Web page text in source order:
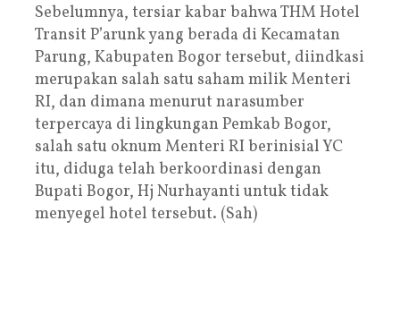
Sebelumnya, tersiar kabar bahwa THM Hotel
Transit P’arunk yang berada di Kecamatan
Parung, Kabupaten Bogor tersebut, diindkasi
merupakan salah satu saham milik Menteri
RI, dan dimana menurut narasumber
terpercaya di lingkungan Pemkab Bogor,
salah satu oknum Menteri RI berinisial YC
itu, diduga telah berkoordinasi dengan
Bupati Bogor, Hj Nurhayanti untuk tidak
menyegel hotel tersebut. (Sah)